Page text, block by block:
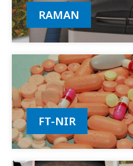
RAMAN
FT-NIR